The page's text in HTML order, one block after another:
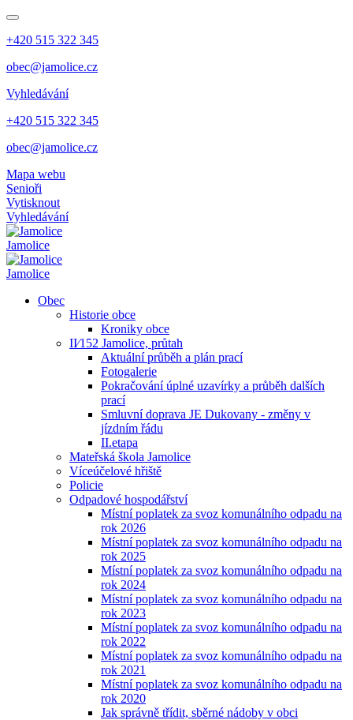
+420 515 322 345
obec@jamolice.cz
Vyhledávání
+420 515 322 345
obec@jamolice.cz
Mapa webu
Senioři
Vytisknout
Vyhledávání
Jamolice
Jamolice
Obec
Historie obce
Kroniky obce
II⁄152 Jamolice, průtah
Aktuální průběh a plán prací
Fotogalerie
Pokračování úplné uzavírky a průběh dalších
prací
Smluvní doprava JE Dukovany - změny v
jízdním řádu
II.etapa
Mateřská škola Jamolice
Víceúčelové hřiště
Policie
Odpadové hospodářství
Místní poplatek za svoz komunálního odpadu na
rok 2026
Místní poplatek za svoz komunálního odpadu na
rok 2025
Místní poplatek za svoz komunálního odpadu na
rok 2024
Místní poplatek za svoz komunálního odpadu na
rok 2023
Místní poplatek za svoz komunálního odpadu na
rok 2022
Místní poplatek za svoz komunálního odpadu na
rok 2021
Místní poplatek za svoz komunálního odpadu na
rok 2020
Jak správně třídit, sběrné nádoby v obci